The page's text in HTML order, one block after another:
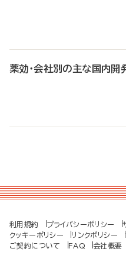
薬効・会社別の主な国内開
利用規約 プライバシーポリシー
クッキーポリシー
リンクポリシー
ご契約について
FAQ 会社概要